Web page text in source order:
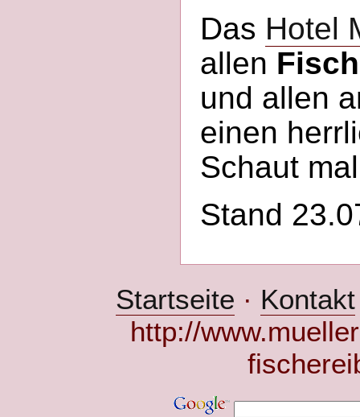
Das Hotel
allen
und allen
einen
Schaut
Stand
Startseite · Kontakt
http://